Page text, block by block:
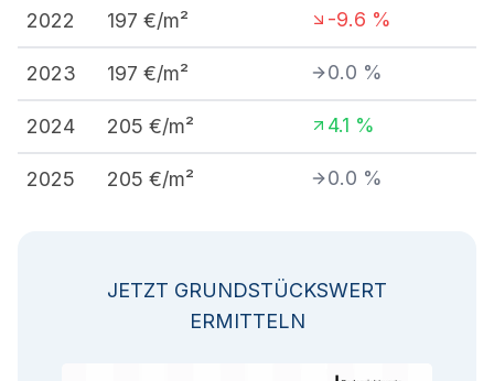
2022 197 €/m² -9.6 %
2023 197 €/m² 0.0 %
2024 205 €/m² 4.1 %
2025 205 €/m² 0.0 %
JETZT GRUNDSTÜCKSWERT
ERMITTELN